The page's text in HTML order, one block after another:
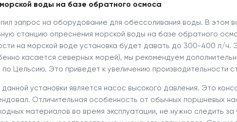
воды на базе обратного осмоса
запрос на оборудование для обессоливания воды. В
станцию опреснения морской воды на базе обратного
на морской воде установка будет давать до 300-400 л/ч.
касается северных морей), мы рекомендуем
по Цельсию. Это приведет к увеличению производительности
данной установки является насос высокого давления. Это
Отличительная особенность от обычных поршневых
материалов во время эксплуатации, не нужно следить